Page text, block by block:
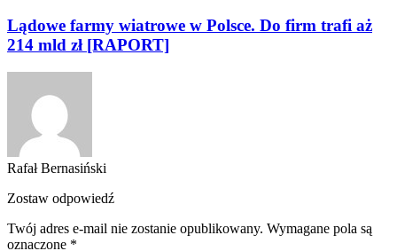
Lądowe farmy wiatrowe w Polsce. Do firm trafi aż
214 mld zł [RAPORT]
Rafał Bernasiński
Zostaw odpowiedź
Twój adres e-mail nie zostanie opublikowany. Wymagane pola są
oznaczone *